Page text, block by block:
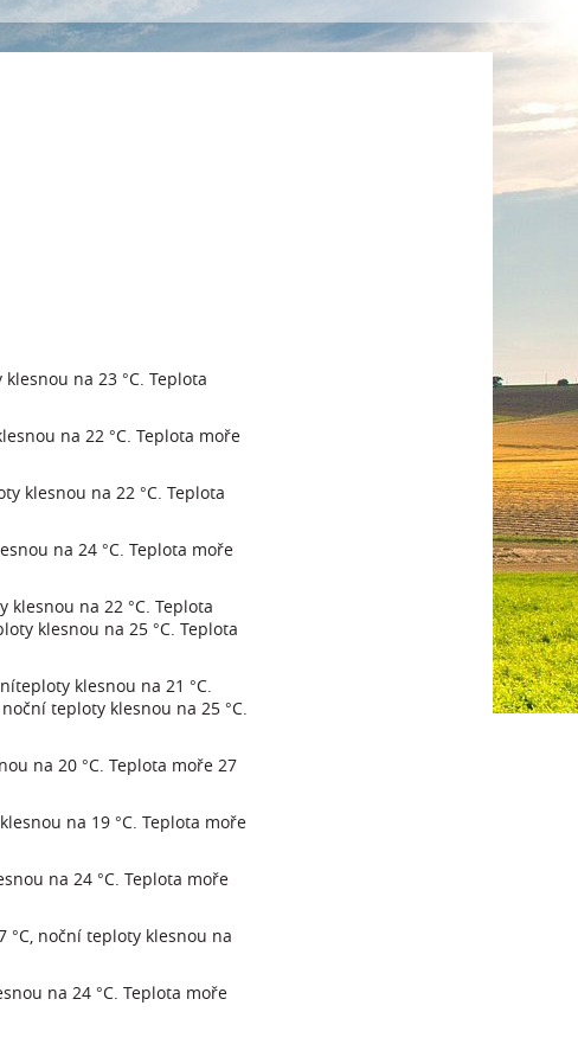
na 23 °C. Teplota
na 22 °C. Teplota moře
klesnou na 22 °C. Teplota
na 24 °C. Teplota moře
na 22 °C. Teplota
klesnou na 25 °C. Teplota
klesnou na 21 °C.
teploty klesnou na 25 °C.
na 20 °C. Teplota moře 27
na 19 °C. Teplota moře
na 24 °C. Teplota moře
noční teploty klesnou na
na 24 °C. Teplota moře